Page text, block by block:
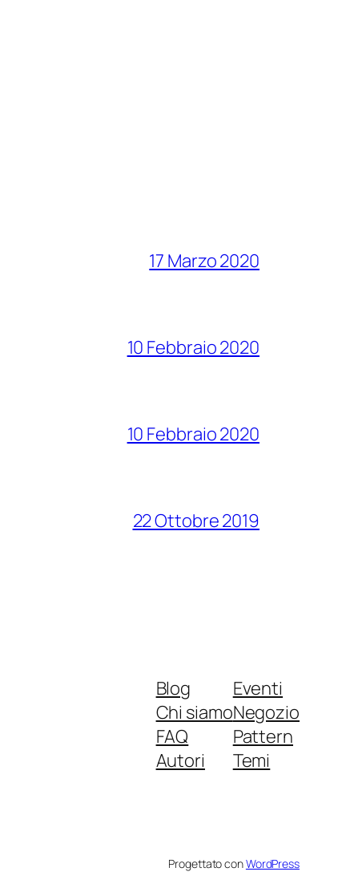
17 Marzo 2020
10 Febbraio 2020
10 Febbraio 2020
22 Ottobre 2019
Blog
Chi siamo
FAQ
Autori
Eventi
Negozio
Pattern
Temi
Progettato conWordPress